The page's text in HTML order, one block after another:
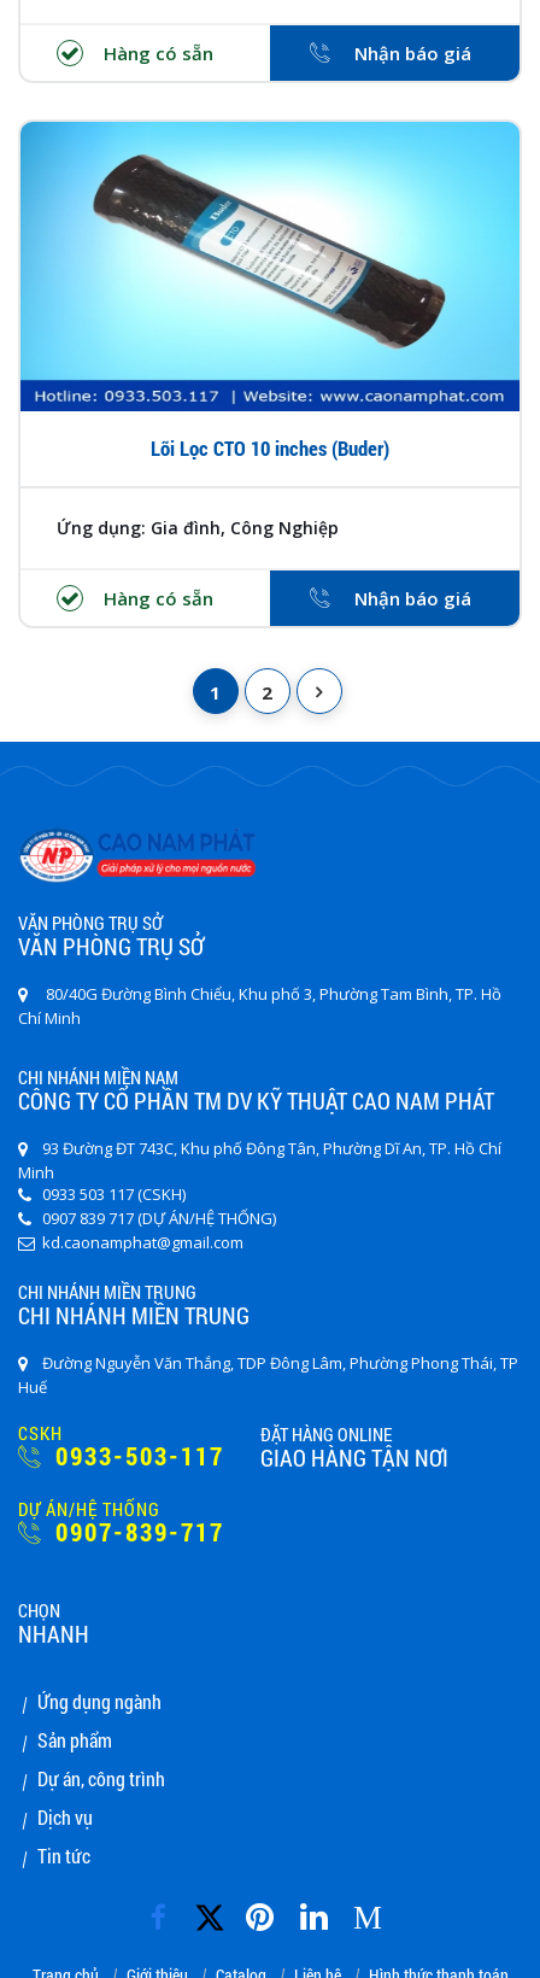
Hàng có sẵn Nhận báo giá
Lõi Lọc CTO 10 inches (Buder)
Ứng dụng: Gia đình, Công Nghiệp
Hàng có sẵn Nhận báo giá
1 2
VĂN PHÒNG TRỤ SỞ
VĂN PHÒNG TRỤ SỞ
80/40G Đường Bình Chiểu, Khu phố 3, Phường Tam Bình, TP. Hồ
Chí Minh
CHI NHÁNH MIỀN NAM
CÔNG TY CỔ PHẦN TM DV KỸ THUẬT CAO NAM PHÁT
93 Đường ĐT 743C, Khu phố Đông Tân, Phường Dĩ An, TP. Hồ Chí
Minh
0933 503 117 (CSKH)
0907 839 717 (DỰ ÁN/HỆ THỐNG)
kd.caonamphat@gmail.com
CHI NHÁNH MIỀN TRUNG
CHI NHÁNH MIỀN TRUNG
Đường Nguyễn Văn Thắng, TDP Đông Lâm, Phường Phong Thái, TP
Huế
CSKH
0933-503-117
DỰ ÁN/HỆ THỐNG
0907-839-717
ĐẶT HÀNG ONLINE
GIAO HÀNG TẬN NƠI
CHỌN
NHANH
Ứng dụng ngành
Sản phẩm
Dự án, công trình
Dịch vụ
Tin tức
M